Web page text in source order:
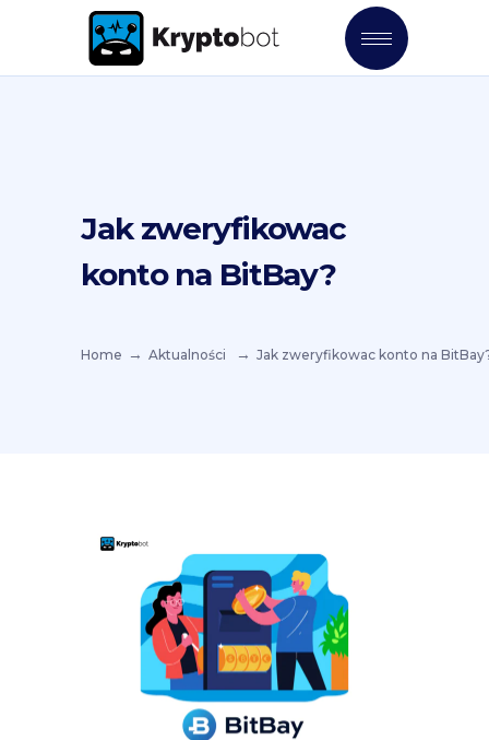
Jak zweryfikowac
konto na BitBay?
Home Aktualności Jak zweryfikowac konto na